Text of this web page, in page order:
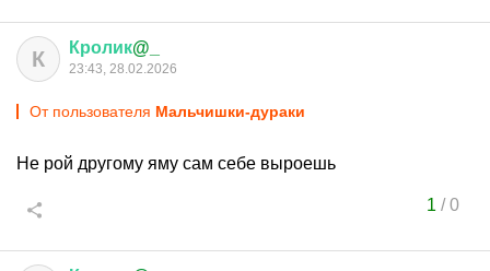
К Кролик@_
23:43, 28.02.2026
От пользователя Мальчишки-дураки
Не рой другому яму сам себе выроешь
1 /0